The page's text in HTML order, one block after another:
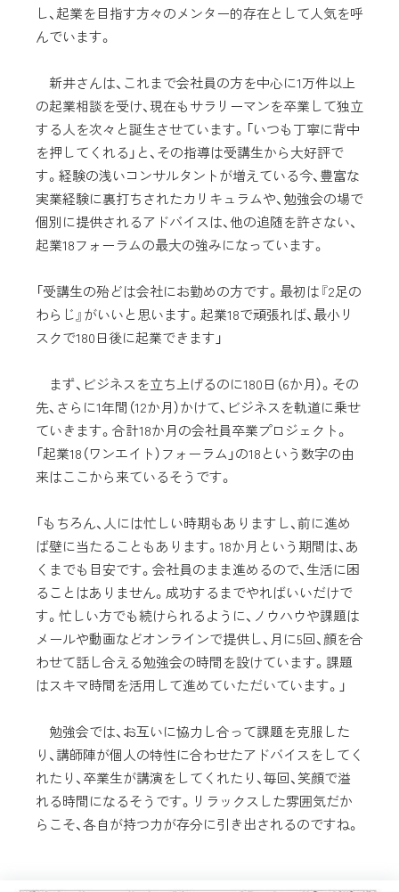
し、起業を目指す方々のメンター的存在として人気を呼
んでいます。
新井さんは、これまで会社員の方を中心に1万件以上
の起業相談を受け、現在もサラリーマンを卒業して独立
する人を次々と誕生させています。「いつも丁寧に背中
を押してくれる」と、その指導は受講生から大好評で
す。経験の浅いコンサルタントが増えている今、豊富な
実業経験に裏打ちされたカリキュラムや、勉強会の場で
個別に提供されるアドバイスは、他の追随を許さない、
起業18フォーラムの最大の強みになっています。
「受講生の殆どは会社にお勤めの方です。最初は『2足の
わらじ』がいいと思います。起業18で頑張れば、最小リ
スクで180日後に起業できます」
まず、ビジネスを立ち上げるのに180日（6か月）。その
先、さらに1年間（12か月）かけて、ビジネスを軌道に乗せ
ていきます。合計18か月の会社員卒業プロジェクト。
「起業18（ワンエイト）フォーラム」の18という数字の由
来はここから来ているそうです。
「もちろん、人には忙しい時期もありますし、前に進め
ば壁に当たることもあります。18か月という期間は、あ
くまでも目安です。会社員のまま進めるので、生活に困
ることはありません。成功するまでやればいいだけで
す。忙しい方でも続けられるように、ノウハウや課題は
メールや動画などオンラインで提供し、月に5回、顔を合
わせて話し合える勉強会の時間を設けています。課題
はスキマ時間を活用して進めていただいています。」
勉強会では、お互いに協力し合って課題を克服した
り、講師陣が個人の特性に合わせたアドバイスをしてく
れたり、卒業生が講演をしてくれたり、毎回、笑顔で溢
れる時間になるそうです。リラックスした雰囲気だか
らこそ、各自が持つ力が存分に引き出されるのですね。